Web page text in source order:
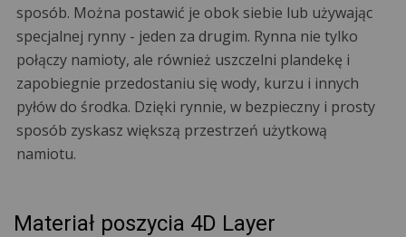
sposób. Można postawić je obok siebie lub używając
specjalnej rynny - jeden za drugim. Rynna nie tylko
połączy namioty, ale również uszczelni plandekę i
zapobiegnie przedostaniu się wody, kurzu i innych
pyłów do środka. Dzięki rynnie, w bezpieczny i prosty
sposób zyskasz większą przestrzeń użytkową
namiotu.
Materiał poszycia 4D Layer